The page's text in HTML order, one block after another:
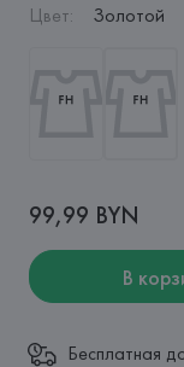
Цвет: Золотой
99,99 BYN
В
Бесплатная